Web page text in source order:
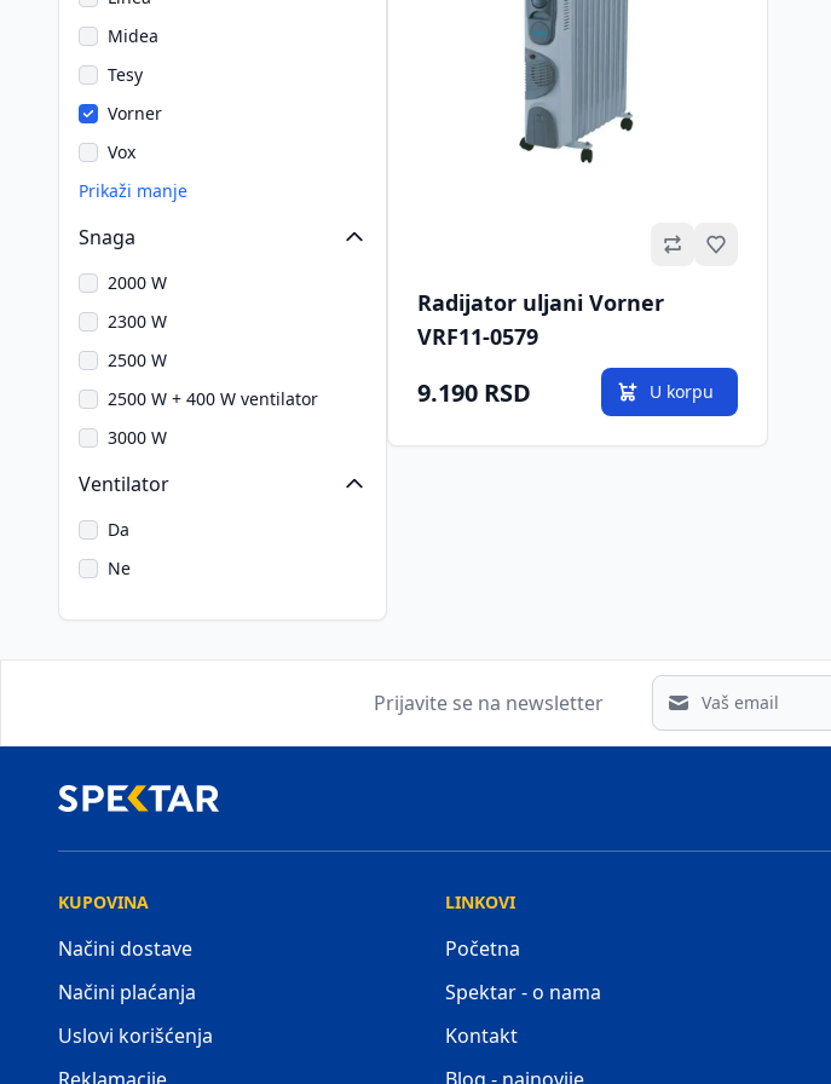
Midea
Tesy
Vorner
Vox
Prikaži manje
Snaga
2000 W
2300 W
2500 W
2500 W + 400 W ventilator
3000 W
Ventilator
Da
Ne
Omiljeno
Radijator uljani Vorner
VRF11-0579
9.190 RSD U korpu
Prijavite se na newsletter
Email address
KUPOVINA
Načini dostave
Načini plaćanja
Uslovi korišćenja
LINKOVI
Početna
Spektar - o nama
Kontakt